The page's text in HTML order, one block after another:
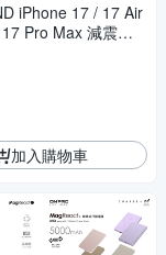
iPhone 17 / 17 Air
Pro Max 減震防
殼 (按鍵版)
加入購物車